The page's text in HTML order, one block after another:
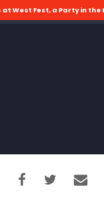
at West Fest, a Party in